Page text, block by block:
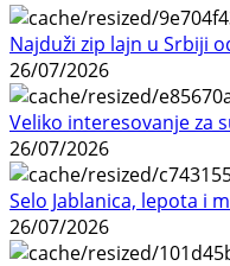
Najduži zip lajn u Srbiji
26/07/2026
Veliko interesovanje za
26/07/2026
Selo Jablanica, lepota i
26/07/2026